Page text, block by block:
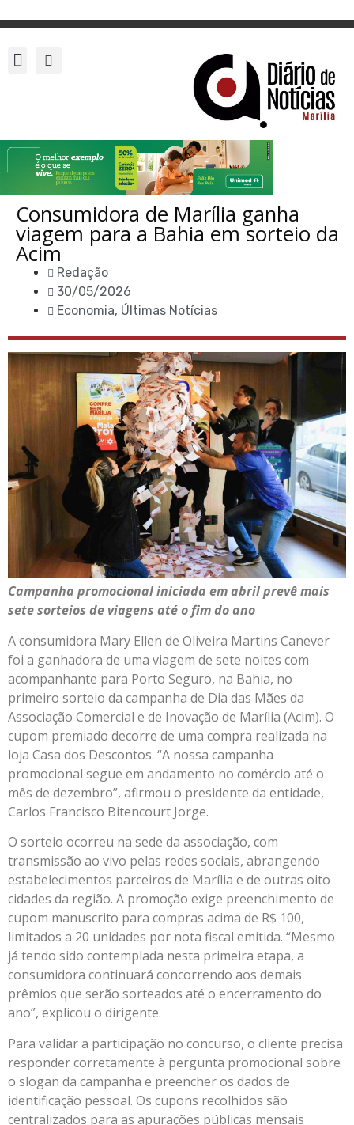
Consumidora de Marília ganha
viagem para a Bahia em sorteio da
Acim
Redação
30/05/2026
Economia, Últimas Notícias
Campanha promocional iniciada em abril prevê mais
sete sorteios de viagens até o fim do ano
A consumidora Mary Ellen de Oliveira Martins Canever
foi a ganhadora de uma viagem de sete noites com
acompanhante para Porto Seguro, na Bahia, no
primeiro sorteio da campanha de Dia das Mães da
Associação Comercial e de Inovação de Marília (Acim). O
cupom premiado decorre de uma compra realizada na
loja Casa dos Descontos. “A nossa campanha
promocional segue em andamento no comércio até o
mês de dezembro”, afirmou o presidente da entidade,
Carlos Francisco Bitencourt Jorge.
O sorteio ocorreu na sede da associação, com
transmissão ao vivo pelas redes sociais, abrangendo
estabelecimentos parceiros de Marília e de outras oito
cidades da região. A promoção exige preenchimento de
cupom manuscrito para compras acima de R$ 100,
limitados a 20 unidades por nota fiscal emitida. “Mesmo
já tendo sido contemplada nesta primeira etapa, a
consumidora continuará concorrendo aos demais
prêmios que serão sorteados até o encerramento do
ano”, explicou o dirigente.
Para validar a participação no concurso, o cliente precisa
responder corretamente à pergunta promocional sobre
o slogan da campanha e preencher os dados de
identificação pessoal. Os cupons recolhidos são
centralizados para as apurações públicas mensais